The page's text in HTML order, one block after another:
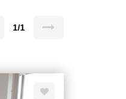
1/1